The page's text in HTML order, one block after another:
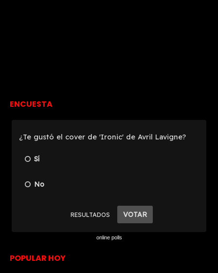
ENCUESTA
online polls
POPULAR HOY